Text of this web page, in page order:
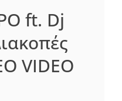
ft. Dj
VIDEO